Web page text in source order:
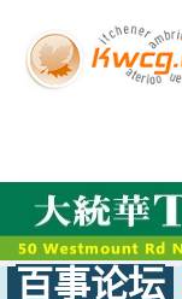
百事论坛